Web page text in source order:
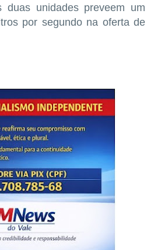
duas unidades preveem um
por segundo na oferta de